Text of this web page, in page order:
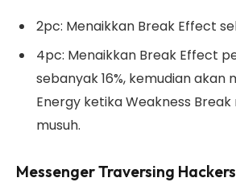
2pc: Menaikkan Break Effect
4pc: Menaikkan Break Effect
sebanyak 16%, kemudian akan
Energy ketika Weakness
musuh.
Messenger Traversing